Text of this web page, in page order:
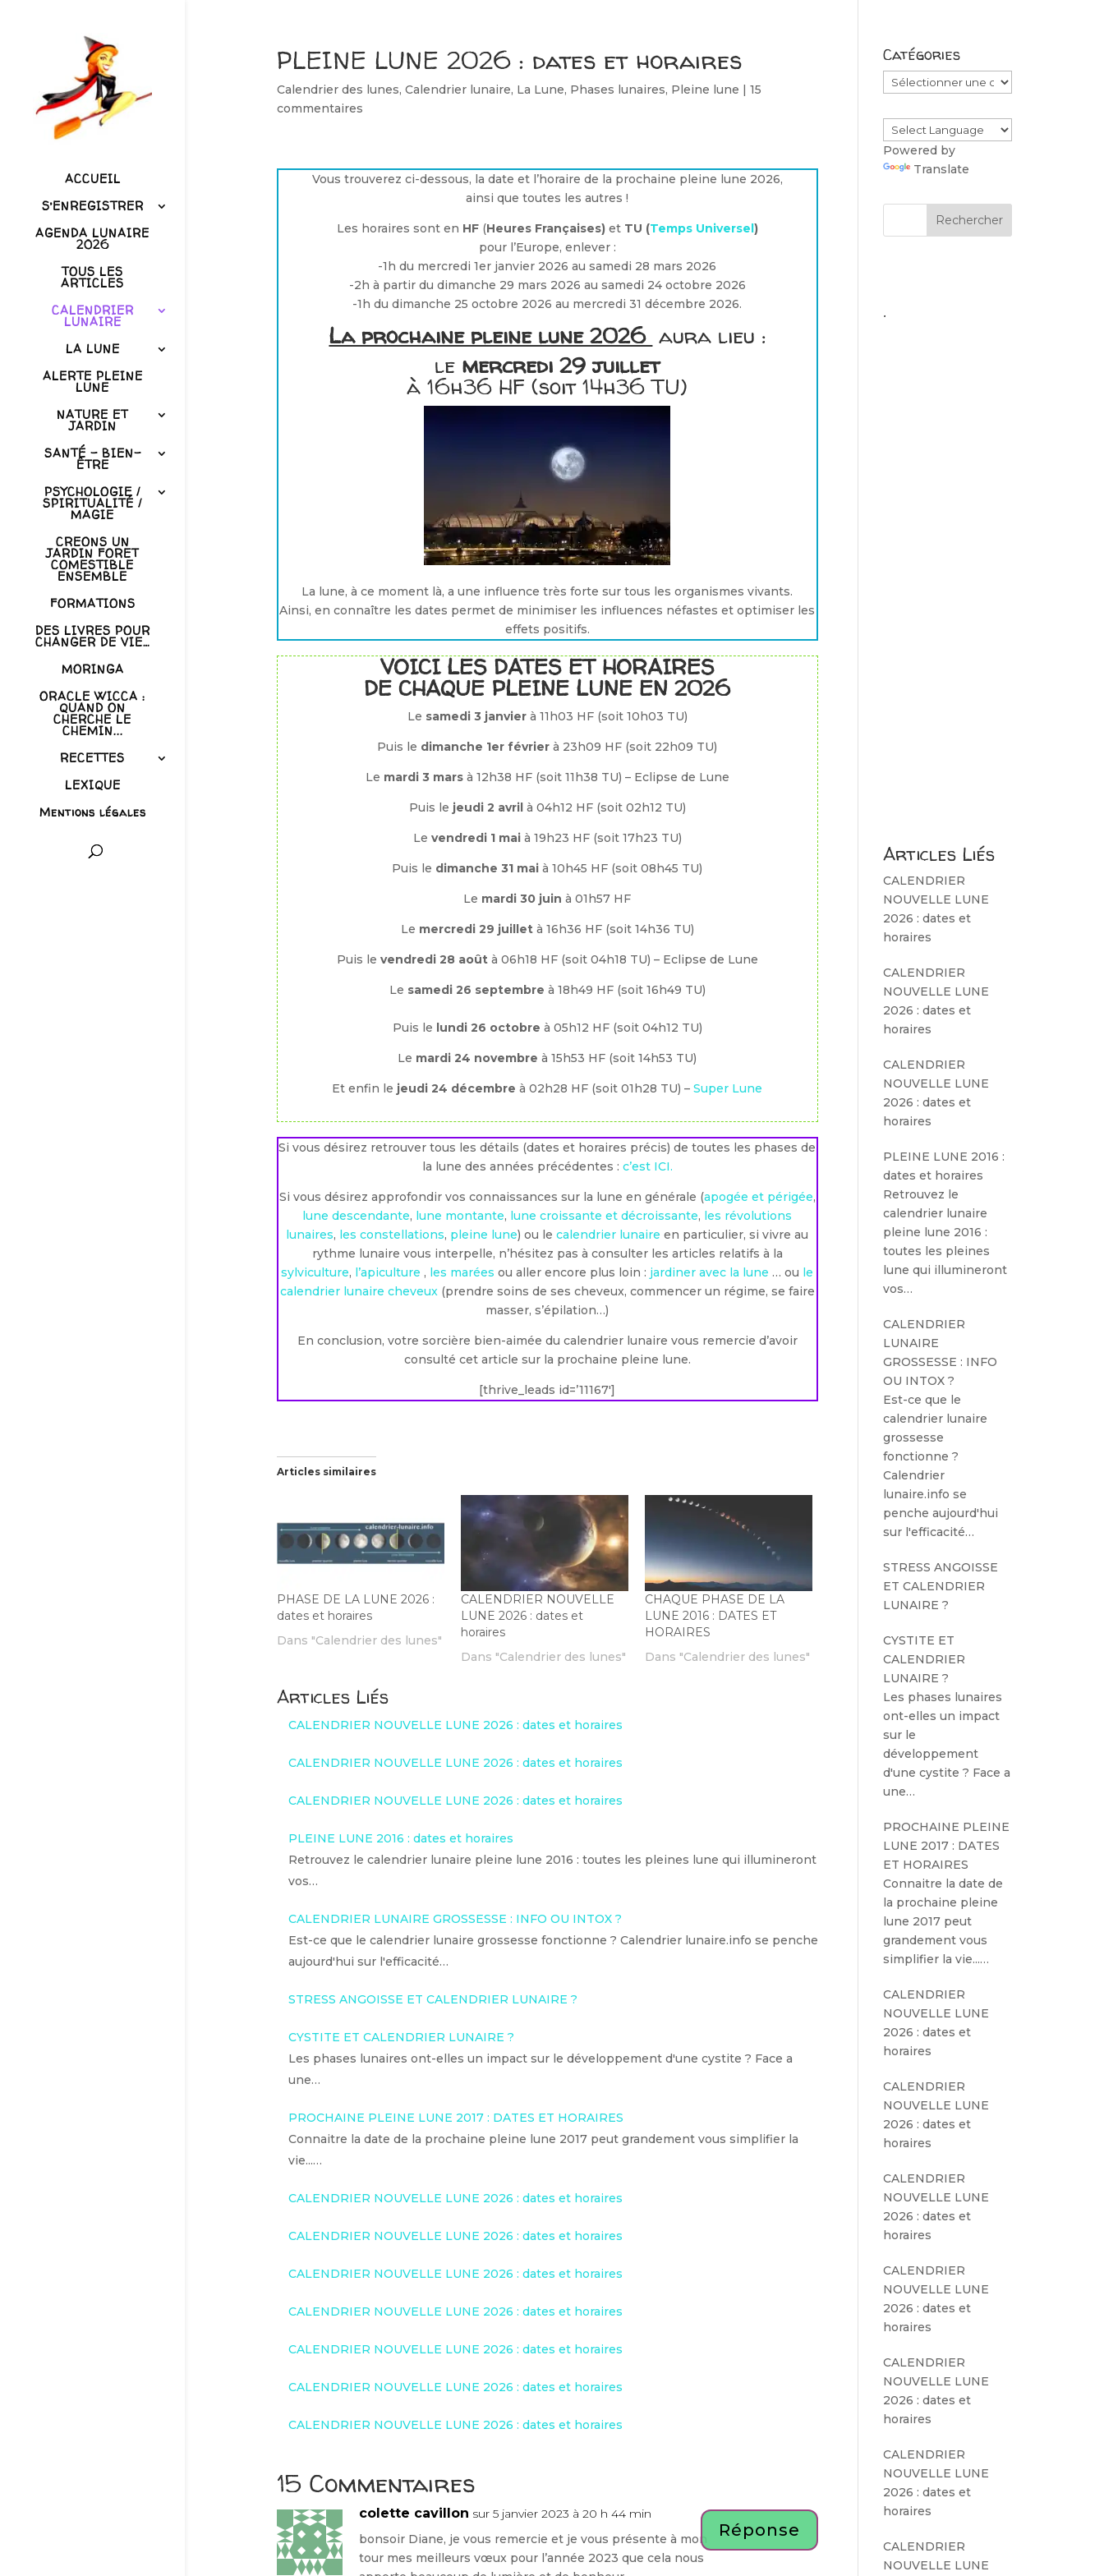
ACCUEIL
S’ENREGISTRER
AGENDA LUNAIRE
2026
TOUS LES
ARTICLES
CALENDRIER
LUNAIRE
LA LUNE
ALERTE PLEINE
LUNE
NATURE ET
JARDIN
SANTÉ – BIEN-
ÊTRE
PSYCHOLOGIE /
SPIRITUALITÉ /
MAGIE
CREONS UN
JARDIN FORET
COMESTIBLE
ENSEMBLE
FORMATIONS
DES LIVRES POUR
CHANGER DE VIE…
MORINGA
ORACLE WICCA :
QUAND ON
CHERCHE LE
CHEMIN...
RECETTES
LEXIQUE
Mentions légales
PLEINE LUNE 2026 : dates et horaires
Calendrier des lunes, Calendrier lunaire, La Lune, Phases lunaires, Pleine lune | 15
commentaires
Vous trouverez ci-dessous, la date et l’horaire de la prochaine pleine lune 2026,
ainsi que toutes les autres !
Les horaires sont en HF(Heures Françaises)et TU (Temps Universel)
pour l’Europe, enlever :
-1h du mercredi 1er janvier 2026 au samedi 28 mars 2026
-2h à partir du dimanche 29 mars 2026 au samedi 24 octobre 2026
-1h du dimanche 25 octobre 2026 au mercredi 31 décembre 2026.
La prochaine pleine lune 2026 aura lieu :
le mercredi 29 juillet
à 16h36 HF (soit 14h36 TU)
La lune, à ce moment là, a une influence très forte sur tous les organismes vivants.
Ainsi, en connaître les dates permet de minimiser les influences néfastes et optimiser les
effets positifs.
VOICI LES DATES ET HORAIRES
DE CHAQUE PLEINE LUNE EN 2026
Le samedi 3 janvierà 11h03 HF (soit 10h03 TU)
Puis le dimanche 1er février à 23h09 HF (soit 22h09 TU)
Le mardi 3 marsà 12h38 HF (soit 11h38 TU) – Eclipse de Lune
Puis le jeudi 2 avrilà 04h12 HF (soit 02h12 TU)
Le vendredi 1 maià 19h23 HF (soit 17h23 TU)
Puis le dimanche 31 mai à 10h45 HF (soit 08h45 TU)
Le mardi 30 juin à 01h57 HF
Le mercredi 29 juilletà 16h36 HF (soit 14h36 TU)
Puis le vendredi 28 aoûtà 06h18 HF (soit 04h18 TU) – Eclipse de Lune
Le samedi 26 septembre à 18h49 HF (soit 16h49 TU)
Puis le lundi 26 octobre à 05h12 HF (soit 04h12 TU)
Le mardi 24 novembre à 15h53 HF (soit 14h53 TU)
Et enfin le jeudi 24 décembre à 02h28 HF (soit 01h28 TU) –Super Lune
Si vous désirez retrouver tous les détails (dates et horaires précis) de toutes les phases de
la lune des années précédentes : c’est ICI.
Si vous désirez approfondir vos connaissances sur la lune en générale (apogée et périgée,
lune descendante, lune montante, lune croissante et décroissante, les révolutions
lunaires, les constellations, pleine lune) ou lecalendrier lunaireen particulier, si vivre au
rythme lunaire vous interpelle, n’hésitez pas à consulter les articles relatifs à la
sylviculture, l’apiculture , les marées ou aller encore plus loin : jardiner avec la lune … ou le
calendrier lunaire cheveux(prendre soins de ses cheveux, commencer un régime, se faire
masser, s’épilation…)
En conclusion, votre sorcière bien-aimée du calendrier lunaire vous remercie d’avoir
consulté cet article sur la prochaine pleine lune.
[thrive_leads id=’11167′]
Articles similaires
PHASE DE LA LUNE 2026 :
dates et horaires
Dans "Calendrier des lunes"
CALENDRIER NOUVELLE
LUNE 2026 : dates et
horaires
Dans "Calendrier des lunes"
CHAQUE PHASE DE LA
LUNE 2016 : DATES ET
HORAIRES
Dans "Calendrier des lunes"
Articles Liés
CALENDRIER NOUVELLE LUNE 2026 : dates et horaires
CALENDRIER NOUVELLE LUNE 2026 : dates et horaires
CALENDRIER NOUVELLE LUNE 2026 : dates et horaires
PLEINE LUNE 2016 : dates et horaires
Retrouvez le calendrier lunaire pleine lune 2016 : toutes les pleines lune qui illumineront
vos…
CALENDRIER LUNAIRE GROSSESSE : INFO OU INTOX ?
Est-ce que le calendrier lunaire grossesse fonctionne ? Calendrier lunaire.info se penche
aujourd'hui sur l'efficacité…
STRESS ANGOISSE ET CALENDRIER LUNAIRE ?
CYSTITE ET CALENDRIER LUNAIRE ?
Les phases lunaires ont-elles un impact sur le développement d'une cystite ? Face a
une…
PROCHAINE PLEINE LUNE 2017 : DATES ET HORAIRES
Connaitre la date de la prochaine pleine lune 2017 peut grandement vous simplifier la
vie...…
CALENDRIER NOUVELLE LUNE 2026 : dates et horaires
CALENDRIER NOUVELLE LUNE 2026 : dates et horaires
CALENDRIER NOUVELLE LUNE 2026 : dates et horaires
CALENDRIER NOUVELLE LUNE 2026 : dates et horaires
CALENDRIER NOUVELLE LUNE 2026 : dates et horaires
CALENDRIER NOUVELLE LUNE 2026 : dates et horaires
CALENDRIER NOUVELLE LUNE 2026 : dates et horaires
15 Commentaires
colette cavillon sur 5 janvier 2023 à 20 h 44 min
bonsoir Diane, je vous remercie et je vous présente à mon
tour mes meilleurs vœux pour l’année 2023 que cela nous
Réponse
Catégories
Catégories
Powered by
Translate
.
Articles Liés
CALENDRIER
NOUVELLE LUNE
2026 : dates et
horaires
CALENDRIER
NOUVELLE LUNE
2026 : dates et
horaires
CALENDRIER
NOUVELLE LUNE
2026 : dates et
horaires
PLEINE LUNE 2016 :
dates et horaires
Retrouvez le
calendrier lunaire
pleine lune 2016 :
toutes les pleines
lune qui illumineront
vos…
CALENDRIER
LUNAIRE
GROSSESSE : INFO
OU INTOX ?
Est-ce que le
calendrier lunaire
grossesse
fonctionne ?
Calendrier
lunaire.info se
penche aujourd'hui
sur l'efficacité…
STRESS ANGOISSE
ET CALENDRIER
LUNAIRE ?
CYSTITE ET
CALENDRIER
LUNAIRE ?
Les phases lunaires
ont-elles un impact
sur le
développement
d'une cystite ? Face a
une…
PROCHAINE PLEINE
LUNE 2017 : DATES
ET HORAIRES
Connaitre la date de
la prochaine pleine
lune 2017 peut
grandement vous
simplifier la vie...…
CALENDRIER
NOUVELLE LUNE
2026 : dates et
horaires
CALENDRIER
NOUVELLE LUNE
2026 : dates et
horaires
CALENDRIER
NOUVELLE LUNE
2026 : dates et
horaires
CALENDRIER
NOUVELLE LUNE
2026 : dates et
horaires
CALENDRIER
NOUVELLE LUNE
2026 : dates et
horaires
CALENDRIER
NOUVELLE LUNE
2026 : dates et
horaires
CALENDRIER
NOUVELLE LUNE